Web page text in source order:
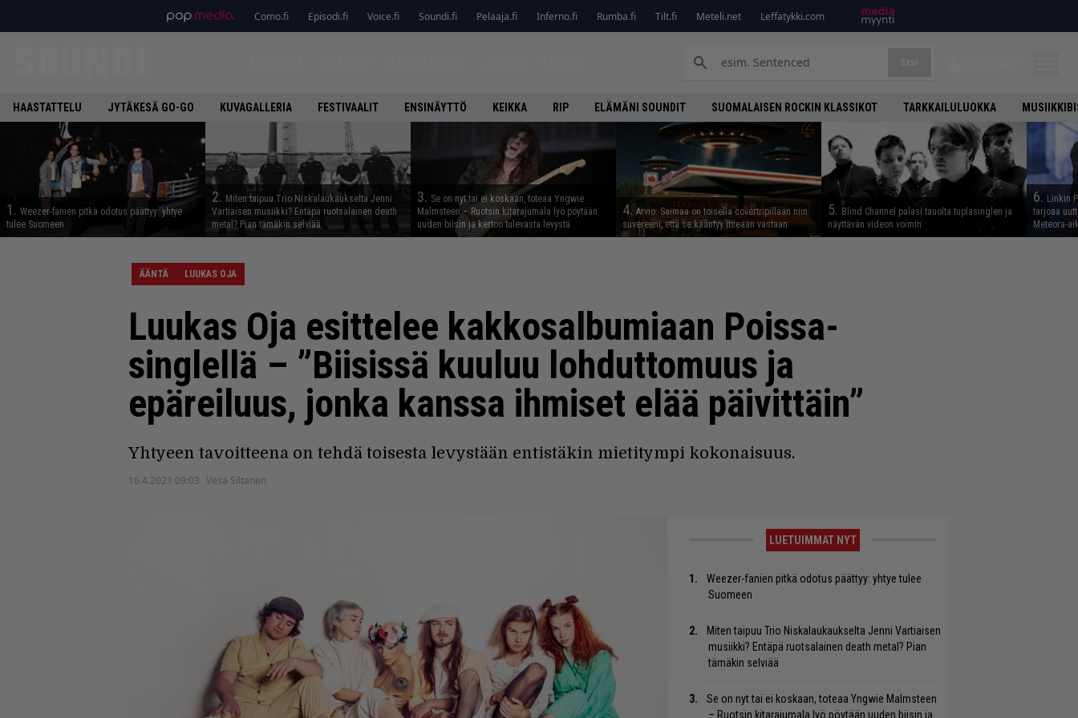
Como.fi Episodi.fi Voice.fi Soundi.fi Pelaaja.fi Inferno.fi Rumba.fi Tilt.fi Meteli.net Leffatykki.com
HAASTATTELU JYTÄKESÄ GO-GO KUVAGALLERIA FESTIVAALIT ENSINÄYTTÖ KEIKKA RIP ELÄMÄNI SOUNDIT SUOMALAISEN ROCKIN KLASSIKOT TARKKAILULUOKKA
1. Weezer-fanien pitkä odotus päättyy: yhtye
tulee Suomeen
2. Miten taipuu Trio Niskalaukaukselta Jenni
Vartiaisen musiikki? Entäpä ruotsalainen death
metal? Pian tämäkin selviää
3. Se on nyt tai ei koskaan, toteaa Yngwie
Malmsteen – Ruotsin kitarajumala lyö pöytään
uuden biisin ja kertoo tulevasta levystä
4. Arvio: Saimaa on toisella covertripillään niin
suvereeni, että se kääntyy itseään vastaan
5. Blind Channel palasi tauolta tuplasinglen ja
näyttävän videon voimin
6. Linkin
tarjoaa
Meteora-
ÄÄNTÄ LUUKAS OJA
Luukas Oja esittelee kakkosalbumiaan Poissa-
singlellä – ”Biisissä kuuluu lohduttomuus ja
epäreiluus, jonka kanssa ihmiset elää päivittäin”
Yhtyeen tavoitteena on tehdä toisesta levystään entistäkin mietitympi kokonaisuus.
16.4.2021 09:03 Vesa Siltanen
LUETUIMMAT NYT
Weezer-fanien pitkä odotus päättyy: yhtye tulee
Suomeen
Miten taipuu Trio Niskalaukaukselta Jenni Vartiaisen
musiikki? Entäpä ruotsalainen death metal? Pian
tämäkin selviää
Se on nyt tai ei koskaan, toteaa Yngwie Malmsteen
– Ruotsin kitarajumala lyö pöytään uuden biisin ja